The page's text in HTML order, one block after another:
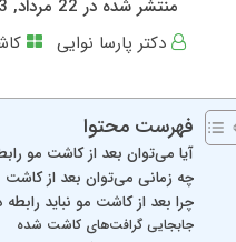
منتشر شده در 22 مرداد, 1403
دکتر پارسا نوایی
فهرست محتوا
آیا می‌توان بعد از کاشت مو
چه زمانی می‌توان بعد از
چرا بعد از کاشت مو نباید
جابجایی گرافت‎‌های کاشت شده